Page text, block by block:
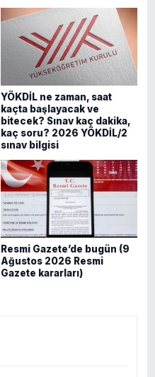
YÖKDİL ne zaman, saat
kaçta başlayacak ve
bitecek? Sınav kaç dakika,
kaç soru? 2026 YÖKDİL/2
sınav bilgisi
Resmi Gazete’de bugün (9
Ağustos 2026 Resmi
Gazete kararları)